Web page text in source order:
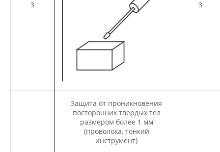
3 3
Защита от проникновения
посторонних твердых тел
размером более 1 мм
(проволока, тонкий
инструмент)